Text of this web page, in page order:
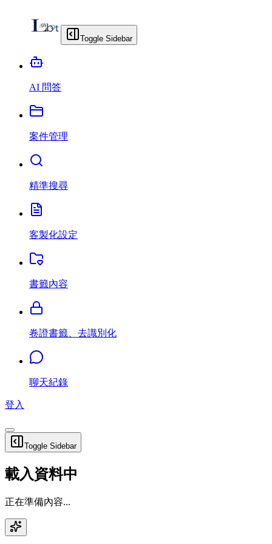
Toggle Sidebar
AI 問答
案件管理
精準搜尋
客製化設定
書籤內容
卷證書籤、去識別化
聊天紀錄
登入
Toggle Sidebar
載入資料中
正在準備內容...